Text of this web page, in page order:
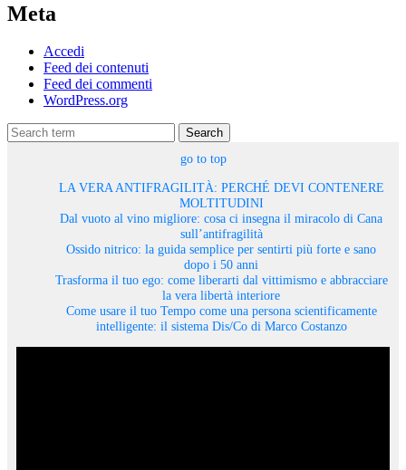
Meta
Accedi
Feed dei contenuti
Feed dei commenti
WordPress.org
Search
go to top
LA VERA ANTIFRAGILITÀ: PERCHÉ DEVI CONTENERE
MOLTITUDINI
Dal vuoto al vino migliore: cosa ci insegna il miracolo di Cana
sull’antifragilità
Ossido nitrico: la guida semplice per sentirti più forte e sano
dopo i 50 anni
Trasforma il tuo ego: come liberarti dal vittimismo e abbracciare
la vera libertà interiore
Come usare il tuo Tempo come una persona scientificamente
intelligente: il sistema Dis/Co di Marco Costanzo